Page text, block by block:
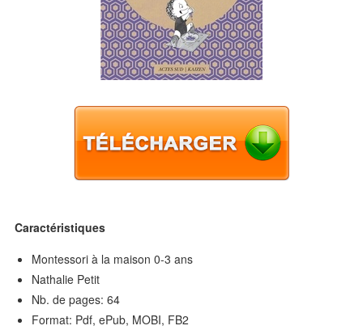
Caractéristiques
Montessori à la maison 0-3 ans
Nathalie Petit
Nb. de pages: 64
Format: Pdf, ePub, MOBI, FB2